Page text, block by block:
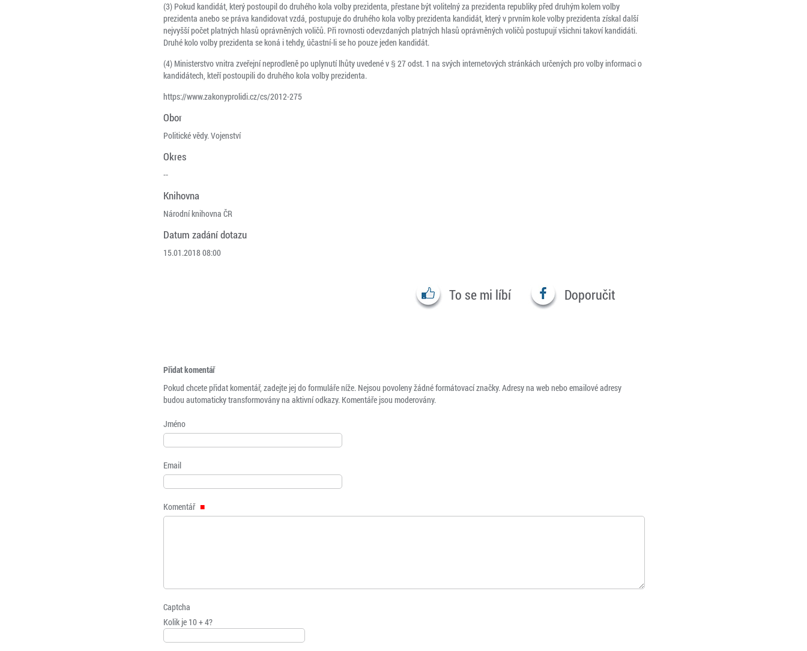
(3) Pokud kandidát, který postoupil do druhého kola volby prezidenta, přestane být volitelný za prezidenta republiky před druhým kolem volby
prezidenta anebo se práva kandidovat vzdá, postupuje do druhého kola volby prezidenta kandidát, který v prvním kole volby prezidenta získal další
nejvyšší počet platných hlasů oprávněných voličů. Při rovnosti odevzdaných platných hlasů oprávněných voličů postupují všichni takoví kandidáti.
Druhé kolo volby prezidenta se koná i tehdy, účastní-li se ho pouze jeden kandidát.
(4) Ministerstvo vnitra zveřejní neprodleně po uplynutí lhůty uvedené v § 27 odst. 1 na svých internetových stránkách určených pro volby informaci o
kandidátech, kteří postoupili do druhého kola volby prezidenta.
https://www.zakonyprolidi.cz/cs/2012-275
Obor
Politické vědy. Vojenství
Okres
--
Knihovna
Národní knihovna ČR
Datum zadání dotazu
15.01.2018 08:00
To se mi líbí Doporučit
Přidat komentář
Pokud chcete přidat komentář, zadejte jej do formuláře níže. Nejsou povoleny žádné formátovací značky. Adresy na web nebo emailové adresy
budou automaticky transformovány na aktivní odkazy. Komentáře jsou moderovány.
Jméno
Email
Komentář
Captcha
Kolik je 10 + 4?